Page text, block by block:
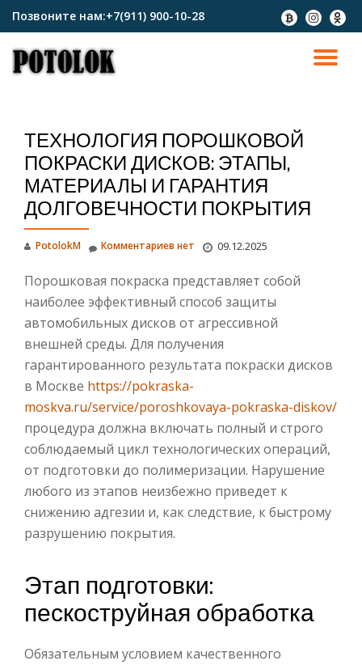
содержимому
Позвоните нам:+7(911) 900-10-28
fa-
btc
fa-
instagram
fa-
ТЕХНОЛОГИЯ ПОРОШКОВОЙ
ПОКРАСКИ ДИСКОВ: ЭТАПЫ,
МАТЕРИАЛЫ И ГАРАНТИЯ
ДОЛГОВЕЧНОСТИ ПОКРЫТИЯ
PotolokM 09.12.2025
Комментариев нет
Порошковая покраска представляет собой
наиболее эффективный способ защиты
автомобильных дисков от агрессивной
внешней среды. Для получения
гарантированного результата покраски дисков
в Москве https://pokraska-
moskva.ru/service/poroshkovaya-pokraska-diskov/
процедура должна включать полный и строго
соблюдаемый цикл технологических операций,
от подготовки до полимеризации. Нарушение
любого из этапов неизбежно приведет к
снижению адгезии и, как следствие, к быстрому
разрушению покрытия.
Этап подготовки:
пескоструйная обработка
Обязательным условием качественного